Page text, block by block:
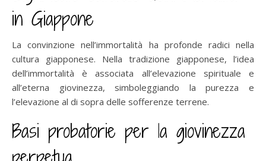
in Giappone
La convinzione nell’immortalità ha profonde radici nella
cultura giapponese. Nella tradizione giapponese, l’idea
dell’immortalità è associata all’elevazione spirituale e
all’eterna giovinezza, simboleggiando la purezza e
l’elevazione al di sopra delle sofferenze terrene.
Basi probatorie per la giovinezza